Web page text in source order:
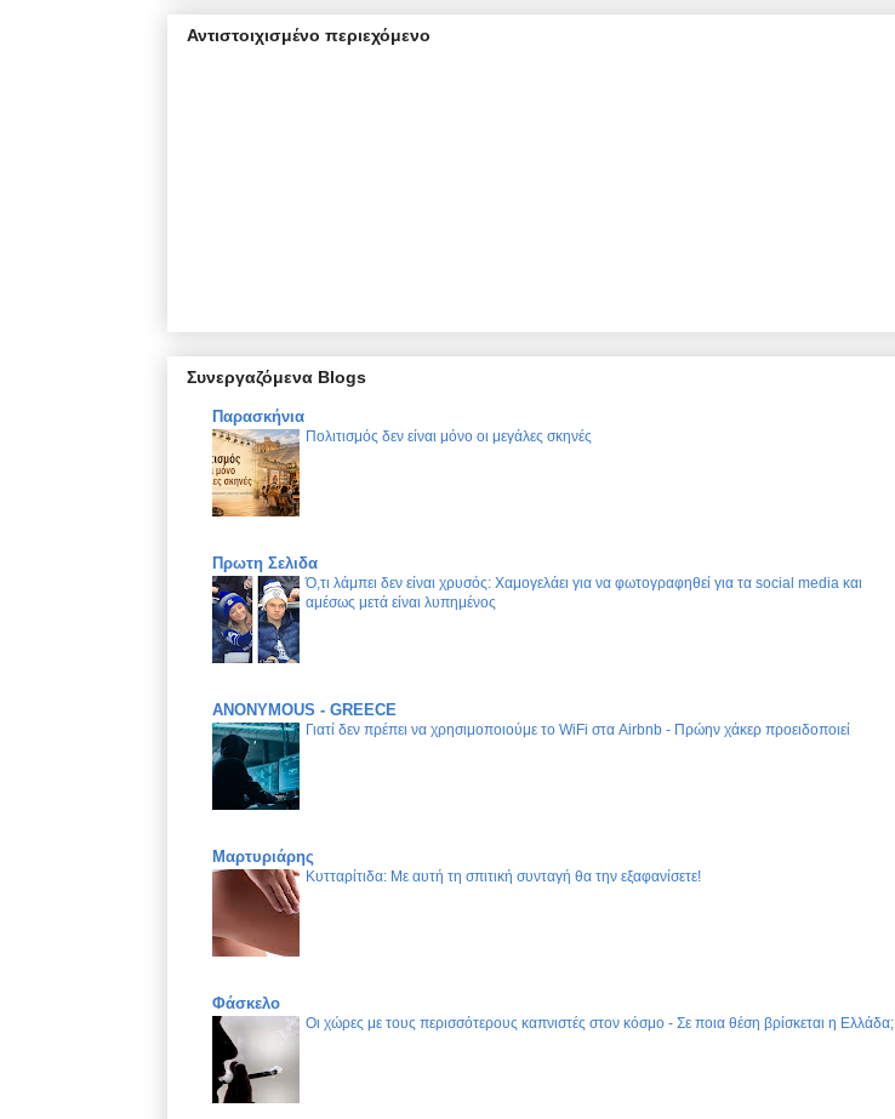
Αντιστοιχισμένο περιεχόμενο
Συνεργαζόμενα Blogs
Παρασκήνια
Πολιτισμός δεν είναι μόνο οι μεγάλες σκηνές
Πρωτη Σελιδα
Ό,τι λάμπει δεν είναι χρυσός: Χαμογελάει για να φωτογραφηθεί για τα social media και
αμέσως μετά είναι λυπημένος
ANONYMOUS - GREECE
Γιατί δεν πρέπει να χρησιμοποιούμε το WiFi στα Airbnb - Πρώην χάκερ προειδοποιεί
Μαρτυριάρης
Κυτταρίτιδα: Με αυτή τη σπιτική συνταγή θα την εξαφανίσετε!
Φάσκελο
Οι χώρες με τους περισσότερους καπνιστές στον κόσμο - Σε ποια θέση βρίσκεται η Ελλάδα;